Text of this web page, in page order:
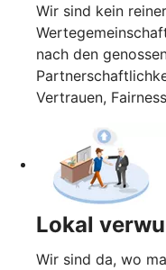
Wir sind kein
nach den
Vertrauen,
Lokal
Wir sind da, wo